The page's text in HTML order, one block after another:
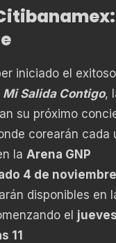
iniciado el
Mi Salida Contigo,
su próximo
corearán cada
la Arena GNP
4 de noviembre
disponibles en
el
11